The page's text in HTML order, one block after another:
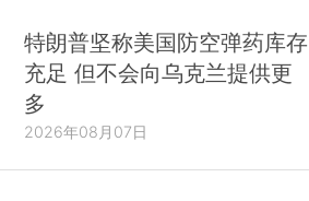
特朗普坚称美国防空弹药库存
充足 但不会向乌克兰提供更
多
2026年08月07日